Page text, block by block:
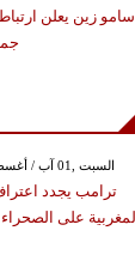
سامو زين يعلن
GMT 20:58 2026 السبت ,01 آب / أغسطس
ترامب يجدد
على